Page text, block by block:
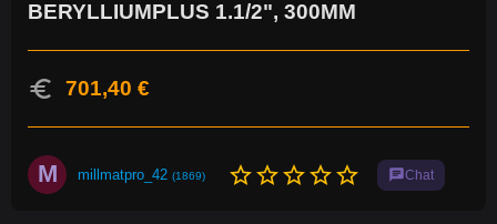
BERYLLIUMPLUS 1.1/2", 300MM
euro 701,40 €
M millmatpro_42 (1869) star_borderstar_borderstar_borderstar_borderstar_border chatChat